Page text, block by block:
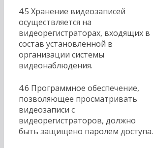
4.5 Хранение видеозаписей
осуществляется на
видеорегистраторах, входящих в
состав установленной в
организации системы
видеонаблюдения.
4.6 Программное обеспечение,
позволяющее просматривать
видеозаписи с
видеорегистраторов, должно
быть защищено паролем доступа.